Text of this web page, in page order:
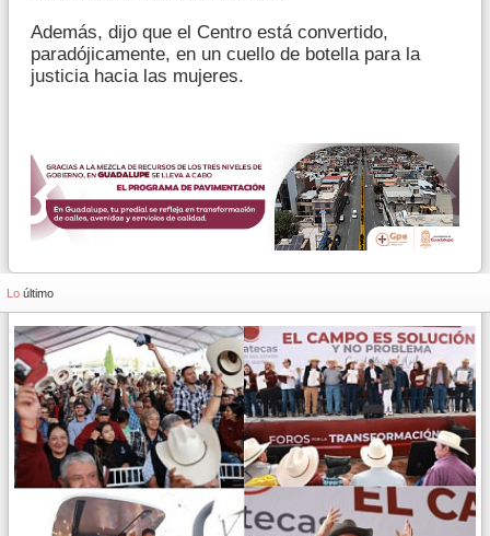
Además, dijo que el Centro está convertido,
paradójicamente, en un cuello de botella para la
justicia hacia las mujeres.
Lo último